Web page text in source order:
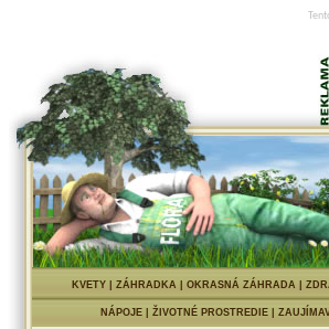
KVETY| ZÁHRADKA| OKRASNÁ ZÁHRADA|
NÁPOJE ŽIVOTNÉ PROSTREDIE